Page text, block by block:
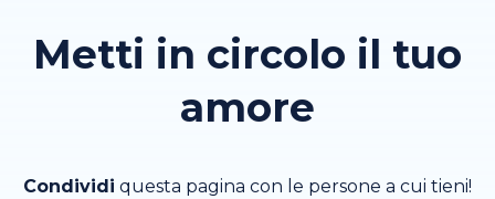
Metti in circolo il tuo
amore
Condividi questa pagina con le persone a cui tieni!